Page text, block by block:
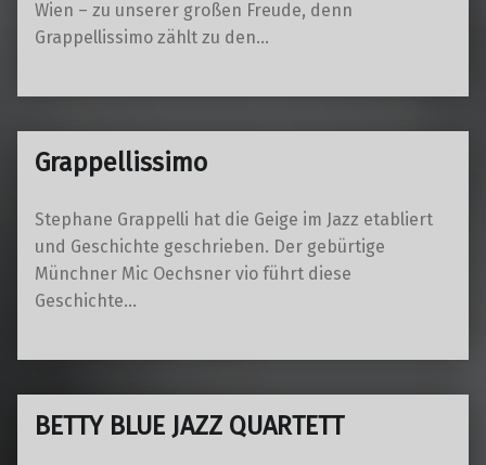
Wien – zu unserer großen Freude, denn
Grappellissimo zählt zu den…
Grappellissimo
Stephane Grappelli hat die Geige im Jazz etabliert
und Geschichte geschrieben. Der gebürtige
Münchner Mic Oechsner vio führt diese
Geschichte…
BETTY BLUE JAZZ QUARTETT